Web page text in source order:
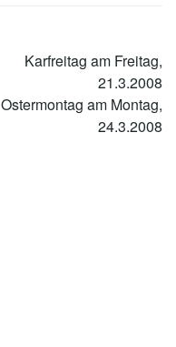
Karfreitag am Freitag,
21.3.2008
Ostermontag am Montag,
24.3.2008